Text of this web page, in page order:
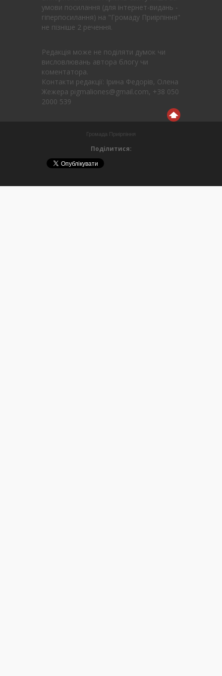
умови посилання (для інтернет-видань -
гіперпосилання) на "Громаду Приірпіння"
не пізніше 2 речення.
Редакція може не поділяти думок чи
висловлювань автора блогу чи
коментатора.
Контакти редакції: Ірина Федорів, Олена
Жежера pigmaliones@gmail.com, +38 050
2000 539
Громада Приірпіння
Поділитися: